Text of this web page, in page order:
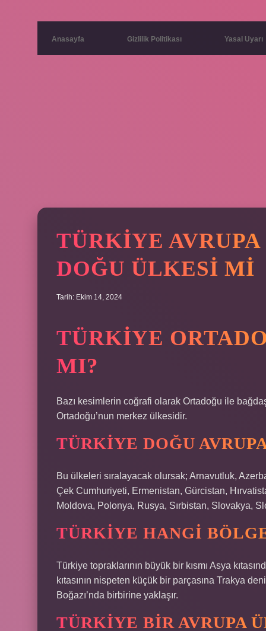
Anasayfa Gizlilik Politikası Yasal Uyarı
TÜRKIYE
DOĞU ÜLKESI MI
Tarih: Ekim 14, 2024
TÜRKIYE
MI?
Bazı kesimlerin coğrafi olarak Ortadoğu ile
Ortadoğu’nun merkez ülkesidir.
TÜRKIYE DOĞU
Bu ülkeleri sıralayacak olursak; Arnavutluk,
Çek Cumhuriyeti, Ermenistan, Gürcistan,
Moldova, Polonya, Rusya, Sırbistan, Slovakya,
TÜRKIYE HANGI
Türkiye topraklarının büyük bir kısmı Asya
kıtasının nispeten küçük bir parçasına Trakya
Boğazı’nda birbirine yaklaşır.
TÜRKIYE BIR AVRUPA